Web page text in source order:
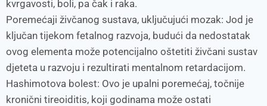
kvrgavosti, boli, pa čak i raka.
Poremećaji živčanog sustava, uključujući mozak: Jod je
ključan tijekom fetalnog razvoja, budući da nedostatak
ovog elementa može potencijalno oštetiti živčani sustav
djeteta u razvoju i rezultirati mentalnom retardacijom.
Hashimotova bolest: Ovo je upalni poremećaj, točnije
kronični tireoiditis, koji godinama može ostati